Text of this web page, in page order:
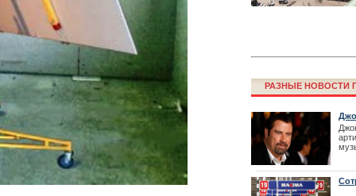
Финал
резиденции
РАЗНЫЕ НОВОСТИ